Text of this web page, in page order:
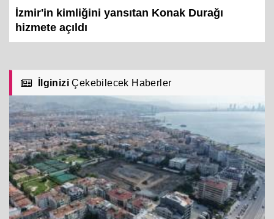
İzmir'in kimliğini yansıtan Konak Durağı
hizmete açıldı
İlginizi Çekebilecek Haberler